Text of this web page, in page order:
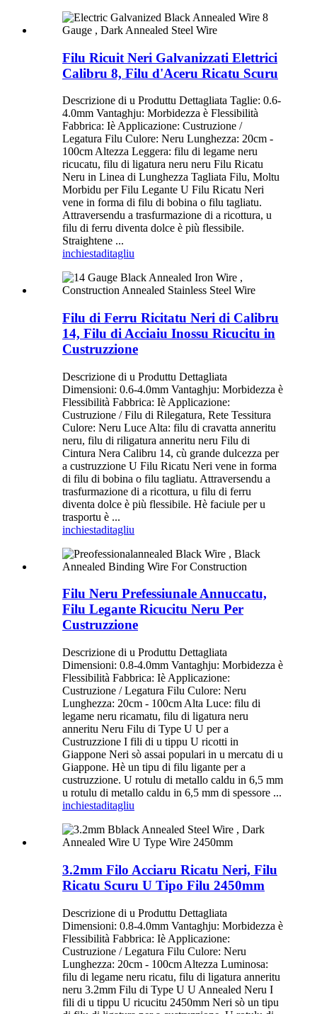
Filu Ricuit Neri Galvanizzati Elettrici
Calibru 8, Filu d'Aceru Ricatu Scuru
Descrizione di u Produttu Dettagliata Taglie: 0.6-
4.0mm Vantaghju: Morbidezza è Flessibilità
Fabbrica: Iè Applicazione: Custruzione /
Legatura Filu Culore: Neru Lunghezza: 20cm -
100cm Altezza Leggera: filu di legame neru
ricucatu, filu di ligatura neru neru Filu Ricatu
Neru in Linea di Lunghezza Tagliata Filu, Moltu
Morbidu per Filu Legante U Filu Ricatu Neri
vene in forma di filu di bobina o filu tagliatu.
Attraversendu a trasfurmazione di a ricottura, u
filu di ferru diventa dolce è più flessibile.
Straightene ...
inchiestaditagliu
Filu di Ferru Ricitatu Neri di Calibru
14, Filu di Acciaiu Inossu Ricucitu in
Custruzzione
Descrizione di u Produttu Dettagliata
Dimensioni: 0.6-4.0mm Vantaghju: Morbidezza è
Flessibilità Fabbrica: Iè Applicazione:
Custruzione / Filu di Rilegatura, Rete Tessitura
Culore: Neru Luce Alta: filu di cravatta anneritu
neru, filu di riligatura anneritu neru Filu di
Cintura Nera Calibru 14, cù grande dulcezza per
a custruzzione U Filu Ricatu Neri vene in forma
di filu di bobina o filu tagliatu. Attraversendu a
trasfurmazione di a ricottura, u filu di ferru
diventa dolce è più flessibile. Hè faciule per u
trasportu è ...
inchiestaditagliu
Filu Neru Prefessiunale Annuccatu,
Filu Legante Ricucitu Neru Per
Custruzzione
Descrizione di u Produttu Dettagliata
Dimensioni: 0.8-4.0mm Vantaghju: Morbidezza è
Flessibilità Fabbrica: Iè Applicazione:
Custruzione / Legatura Filu Culore: Neru
Lunghezza: 20cm - 100cm Alta Luce: filu di
legame neru ricamatu, filu di ligatura neru
anneritu Neru Filu di Type U U per a
Custruzzione I fili di u tippu U ricotti in
Giappone Neri sò assai populari in u mercatu di u
Giappone. Hè un tipu di filu ligante per a
custruzzione. U rotulu di metallo caldu in 6,5 mm
u rotulu di metallo caldu in 6,5 mm di spessore ...
inchiestaditagliu
3.2mm Filo Acciaru Ricatu Neri, Filu
Ricatu Scuru U Tipo Filu 2450mm
Descrizione di u Produttu Dettagliata
Dimensioni: 0.8-4.0mm Vantaghju: Morbidezza è
Flessibilità Fabbrica: Iè Applicazione:
Custruzione / Legatura Filu Culore: Neru
Lunghezza: 20cm - 100cm Altezza Luminosa:
filu di legame neru ricatu, filu di ligatura anneritu
neru 3.2mm Filu di Type U U Annealed Neru I
fili di u tippu U ricucitu 2450mm Neri sò un tipu